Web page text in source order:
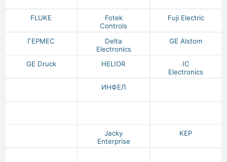
FLUKE
Fotek
Controls
Fuji Electric
ГЕРМЕС
Delta
Electronics
GE Alstom
GE Druck HELIOR
IC
Electronics
ИНФЕЛ
Jacky
Enterprise
KEP